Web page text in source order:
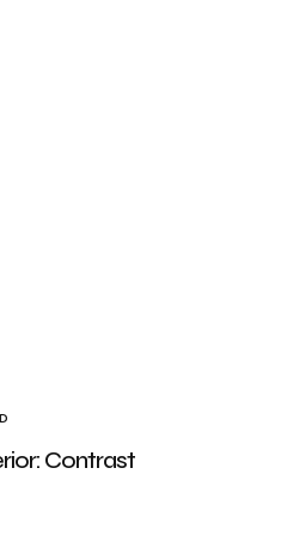
Contrast